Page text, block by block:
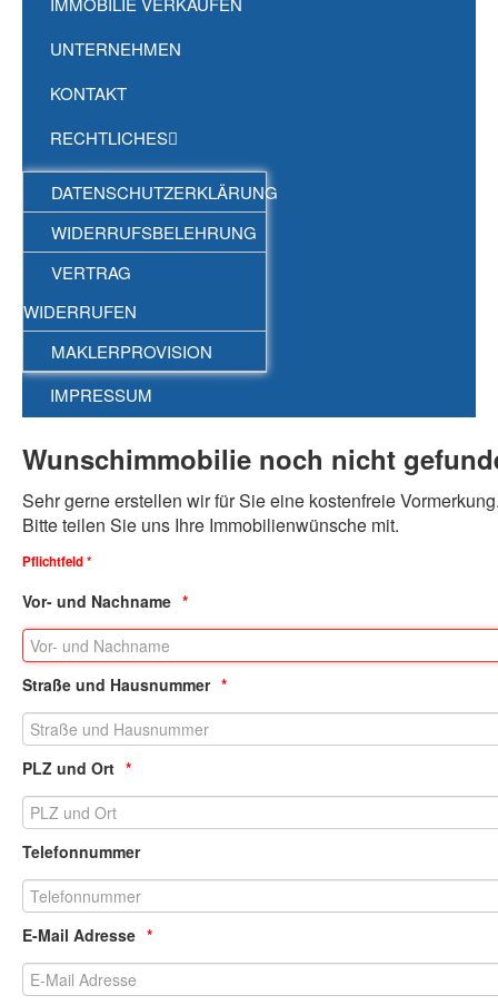
UNTERNEHMEN
KONTAKT
RECHTLICHES
DATENSCHUTZERKLÄRUNG
WIDERRUFSBELEHRUNG
VERTRAG
WIDERRUFEN
MAKLERPROVISION
IMPRESSUM
Wunschimmobilie noch nicht
Sehr gerne erstellen wir für Sie eine kostenfreie Vormerkung.
Bitte teilen Sie uns Ihre Immobilienwünsche mit.
Pflichtfeld *
Vor- und Nachname
Straße und Hausnummer
PLZ und Ort
Telefonnummer
E-Mail Adresse